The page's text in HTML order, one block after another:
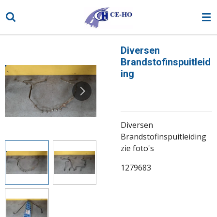
direct
naar
Diversen
Brandstofinspuitleid
ing
Diversen
Brandstofinspuitleiding
zie foto's
1279683